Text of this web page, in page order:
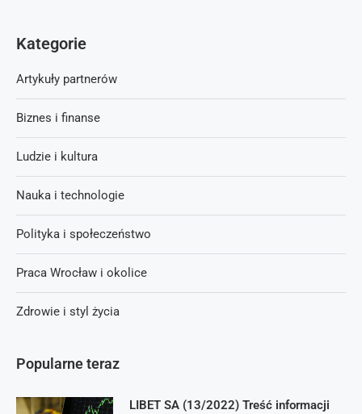
Popularne teraz
LIBET SA (13/2022) Treść informacji
Kategorie
Artykuły partnerów
Biznes i finanse
Ludzie i kultura
Nauka i technologie
Polityka i społeczeństwo
Praca Wrocław i okolice
Zdrowie i styl życia